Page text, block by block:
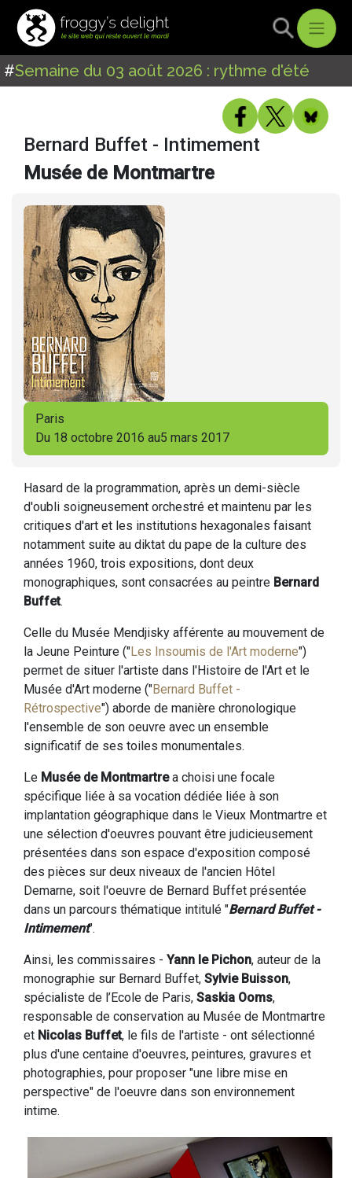
#Semaine du 03 août 2026 : rythme d'été
Bernard Buffet - Intimement
Musée de Montmartre
Paris
Du 18 octobre 2016 au5 mars 2017
Hasard de la programmation, après un demi-siècle
d'oubli soigneusement orchestré et maintenu par les
critiques d'art et les institutions hexagonales faisant
notamment suite au diktat du pape de la culture des
années 1960, trois expositions, dont deux
monographiques, sont consacrées au peintre Bernard
Buffet.
Celle du Musée Mendjisky afférente au mouvement de
la Jeune Peinture ("Les Insoumis de l'Art moderne")
permet de situer l'artiste dans l'Histoire de l'Art et le
Musée d'Art moderne ("Bernard Buffet -
Rétrospective") aborde de manière chronologique
l'ensemble de son oeuvre avec un ensemble
significatif de ses toiles monumentales.
Le Musée de Montmartrea choisi une focale
spécifique liée à sa vocation dédiée liée à son
implantation géographique dans le Vieux Montmartre et
une sélection d'oeuvres pouvant être judicieusement
présentées dans son espace d'exposition composé
des pièces sur deux niveaux de l'ancien Hôtel
Demarne, soit l'oeuvre de Bernard Buffet présentée
dans un parcours thématique intitulé "Bernard Buffet -
Intimement".
Ainsi, les commissaires - Yann le Pichon, auteur de la
monographie sur Bernard Buffet, Sylvie Buisson,
spécialiste de l’Ecole de Paris, Saskia Ooms,
responsable de conservation au Musée de Montmartre
et Nicolas Buffet, le fils de l'artiste - ont sélectionné
plus d'une centaine d'oeuvres, peintures, gravures et
photographies, pour proposer "une libre mise en
perspective" de l'oeuvre dans son environnement
intime.